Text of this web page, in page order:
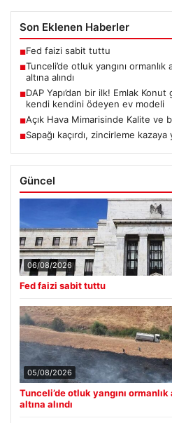
Son Eklenen Haberler
■Fed faizi sabit tuttu
■Tunceli’de otluk yangını
altına alındı
■DAP Yapı’dan bir ilk! Emlak
kendi kendini ödeyen ev modeli
■Açık Hava Mimarisinde Kalite ve
■Sapağı kaçırdı, zincirleme kazaya
Güncel
06/08/2026
Fed faizi sabit tuttu
05/08/2026
Tunceli’de otluk yangını
altına alındı